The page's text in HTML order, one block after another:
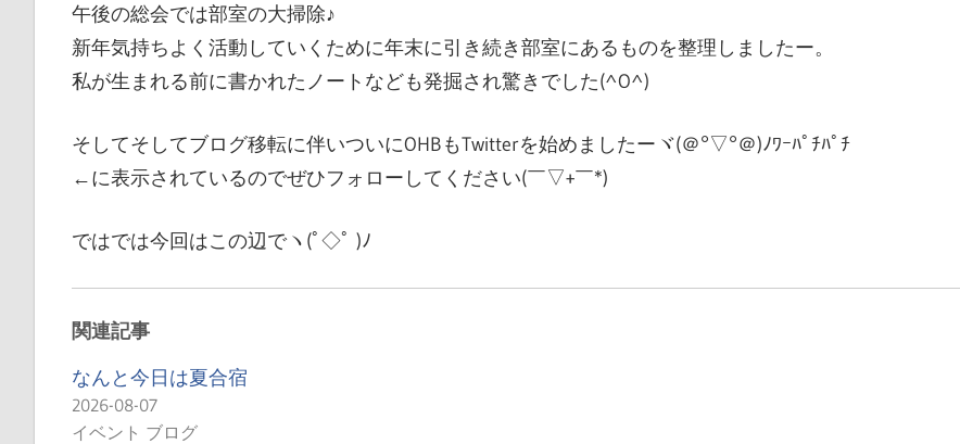
部
（OHB）
午後の総会では部室の大掃除♪
新年気持ちよく活動していくために年末に引き続き部室にあるものを整理しましたー。
私が生まれる前に書かれたノートなども発掘され驚きでした(^O^)
そしてそしてブログ移転に伴いついにOHBもTwitterを始めましたーヾ(＠°▽°＠)ﾉﾜｰﾊﾟﾁﾊﾟﾁ
←に表示されているのでぜひフォローしてください(￣▽+￣*)
ではでは今回はこの辺でヽ(ﾟ◇ﾟ )ﾉ
関連記事
なんと今日は夏合宿
2026-08-07
イベント ブログ